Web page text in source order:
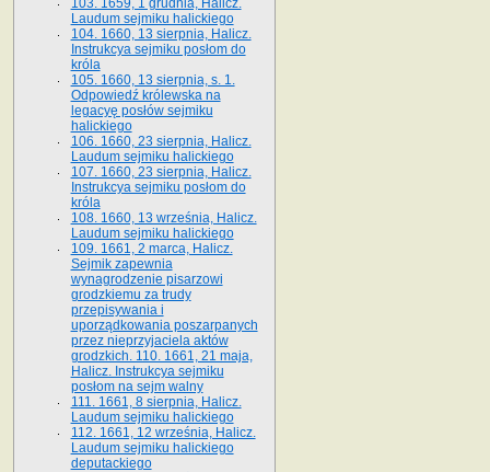
103. 1659, 1 grudnia, Halicz.
Laudum sejmiku halickiego
104. 1660, 13 sierpnia, Halicz.
Instrukcya sejmiku posłom do
króla
105. 1660, 13 sierpnia, s. 1.
Odpowiedź królewska na
legacyę posłów sejmiku
halickiego
106. 1660, 23 sierpnia, Halicz.
Laudum sejmiku halickiego
107. 1660, 23 sierpnia, Halicz.
Instrukcya sejmiku posłom do
króla
108. 1660, 13 września, Halicz.
Laudum sejmiku halickiego
109. 1661, 2 marca, Halicz.
Sejmik zapewnia
wynagrodzenie pisarzowi
grodzkiemu za trudy
przepisywania i
uporządkowania poszarpanych
przez nieprzyjaciela aktów
grodzkich. 110. 1661, 21 maja,
Halicz. Instrukcya sejmiku
posłom na sejm walny
111. 1661, 8 sierpnia, Halicz.
Laudum sejmiku halickiego
112. 1661, 12 września, Halicz.
Laudum sejmiku halickiego
deputackiego